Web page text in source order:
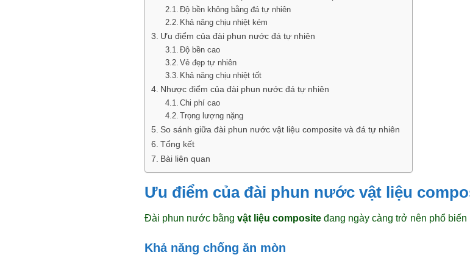
Độ bền không bằng đá tự nhiên
Khả năng chịu nhiệt kém
Ưu điểm của đài phun nước đá tự nhiên
Độ bền cao
Vẻ đẹp tự nhiên
Khả năng chịu nhiệt tốt
Nhược điểm của đài phun nước đá tự nhiên
Chi phí cao
Trọng lượng nặng
So sánh giữa đài phun nước vật liệu composite và đá tự nhiên
Tổng kết
Bài liên quan
Ưu điểm của đài phun nước vật liệu
Đài phun nước bằng vật liệu composite đang ngày càng trở nên phổ
Khả năng chống ăn mòn